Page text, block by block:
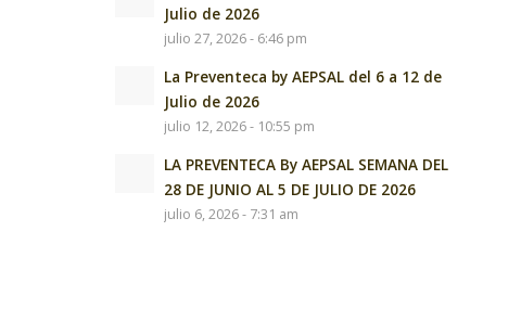
Julio de 2026
julio 27, 2026 - 6:46 pm
La Preventeca by AEPSAL del 6 a 12 de
Julio de 2026
julio 12, 2026 - 10:55 pm
LA PREVENTECA By AEPSAL SEMANA DEL
28 DE JUNIO AL 5 DE JULIO DE 2026
julio 6, 2026 - 7:31 am